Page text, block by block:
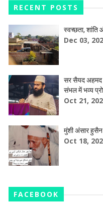
RECENT POSTS
स्वच्छता, शांति
Dec 03,
सर सैयद अहमद
संभल में भव्य
Oct 21,
मुंशी अंसार
Oct 18,
FACEBOOK